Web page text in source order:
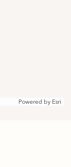
Powered by Esri